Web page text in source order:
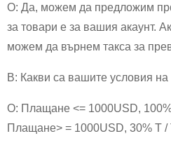
О: Да, можем да предложим
за товари е за вашия акаунт.
можем да върнем такса за
В: Какви са вашите условия
О: Плащане <= 1000USD,
Плащане> = 1000USD, 30% T /